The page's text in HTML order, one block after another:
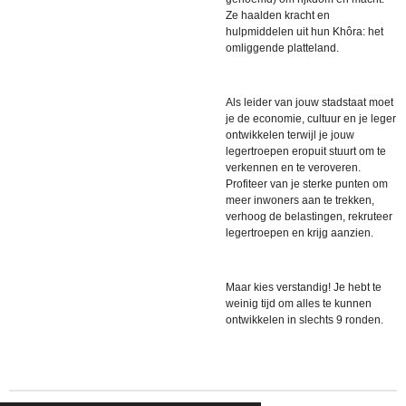
Ze haalden kracht en
hulpmiddelen uit hun Khôra: het
omliggende platteland.
Als leider van jouw stadstaat moet
je de economie, cultuur en je leger
ontwikkelen terwijl je jouw
legertroepen eropuit stuurt om te
verkennen en te veroveren.
Profiteer van je sterke punten om
meer inwoners aan te trekken,
verhoog de belastingen, rekruteer
legertroepen en krijg aanzien.
Maar kies verstandig! Je hebt te
weinig tijd om alles te kunnen
ontwikkelen in slechts 9 ronden.